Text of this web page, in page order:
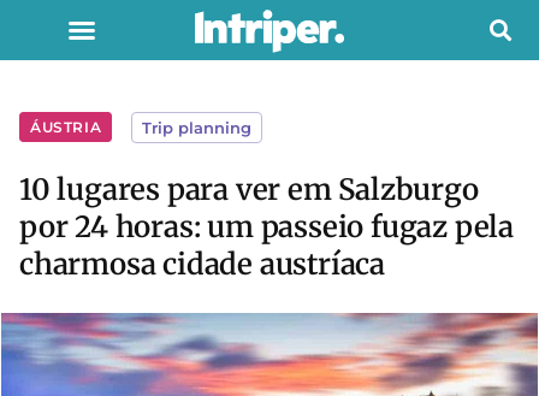
ÁUSTRIA Trip planning
10 lugares para ver em Salzburgo
por 24 horas: um passeio fugaz pela
charmosa cidade austríaca